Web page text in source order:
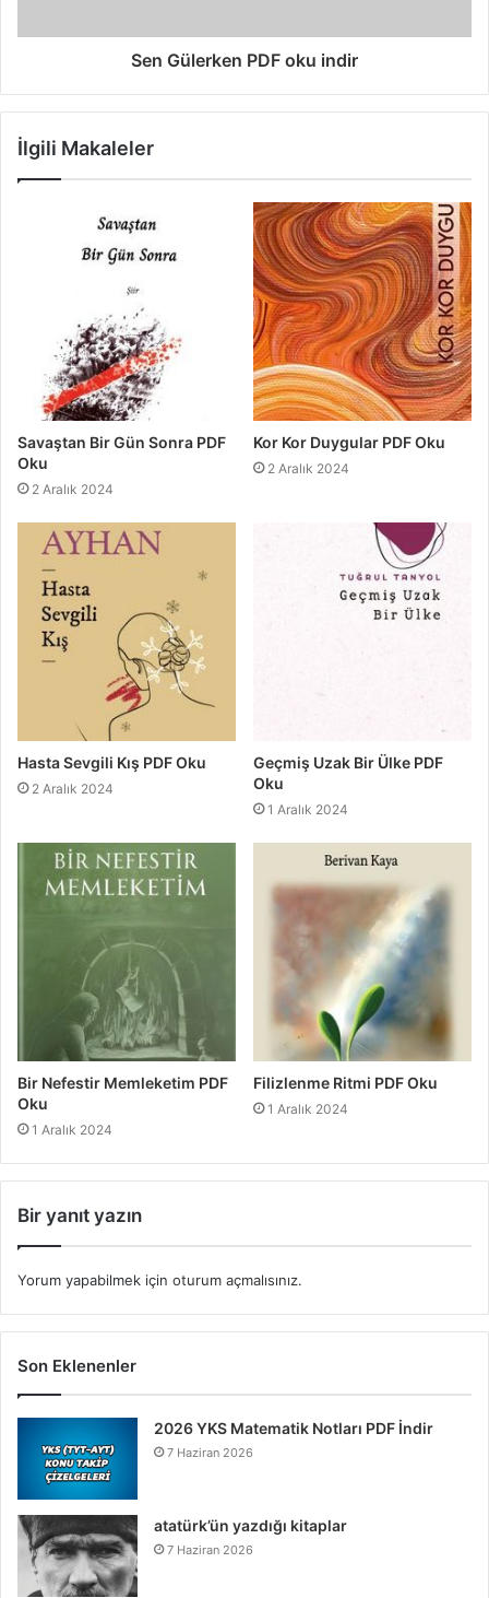
Sen Gülerken PDF oku indir
İlgili Makaleler
Savaştan Bir Gün Sonra PDF
Oku
2 Aralık 2024
Kor Kor Duygular PDF Oku
2 Aralık 2024
Hasta Sevgili Kış PDF Oku
2 Aralık 2024
Geçmiş Uzak Bir Ülke PDF
Oku
1 Aralık 2024
Bir Nefestir Memleketim PDF
Oku
1 Aralık 2024
Filizlenme Ritmi PDF Oku
1 Aralık 2024
Bir yanıt yazın
Yorum yapabilmek için oturum açmalısınız.
Son Eklenenler
2026 YKS Matematik Notları PDF İndir
7 Haziran 2026
atatürk’ün yazdığı kitaplar
7 Haziran 2026